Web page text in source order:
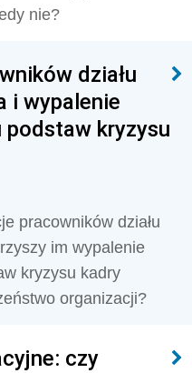
nie?
działu
i wypalenie
podstaw kryzysu
pracowników działu
im wypalenie
kryzysu kadry
organizacji?
czy